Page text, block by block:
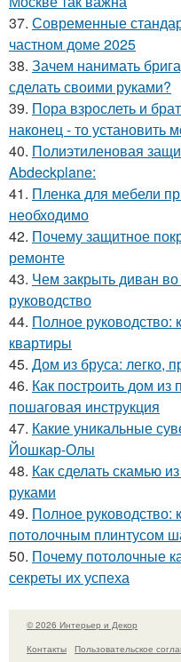
37. Современные
частном доме 2025
38. Зачем нанимать
сделать своими руками?
39. Пора взрослеть и
наконец - то установить
40. Полиэтиленовая
Abdeckplane:
41. Пленка для мебели
необходимо
42. Почему защитное
ремонте
43. Чем закрыть диван
руководство
44. Полное руководство:
квартиры
45. Дом из бруса: легко,
46. Как построить дом
пошаговая инструкция
47. Какие уникальные
Йошкар-Олы
48. Как сделать скамью
руками
49. Полное руководство:
потолочным плинтусом
50. Почему потолочные
секреты их успеха
© 2026 Интерьер и Декор
Контакты
Пользовательское